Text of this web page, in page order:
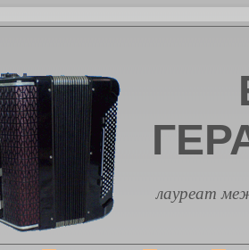
лауреат